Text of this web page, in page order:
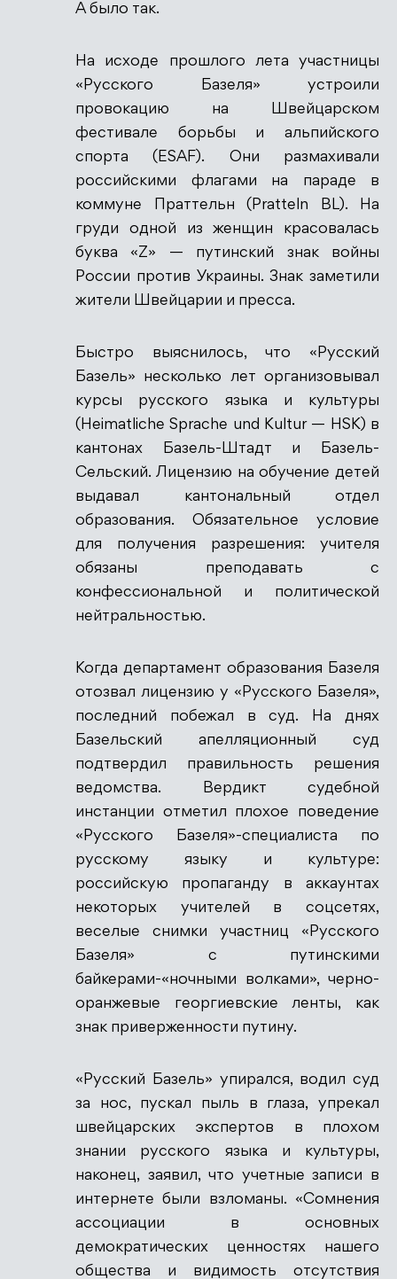
А было так.
На исходе прошлого лета участницы
«Русского Базеля» устроили
провокацию на Швейцарском
фестивале борьбы и альпийского
спорта (ESAF). Они размахивали
российскими флагами на параде в
коммуне Праттельн (Pratteln BL). На
груди одной из женщин красовалась
буква «Z» — путинский знак войны
России против Украины. Знак заметили
жители Швейцарии и пресса.
Быстро выяснилось, что «Русский
Базель» несколько лет организовывал
курсы русского языка и культуры
(Heimatliche Sprache und Kultur — HSK) в
кантонах Базель-Штадт и Базель-
Сельский. Лицензию на обучение детей
выдавал кантональный отдел
образования. Обязательное условие
для получения разрешения: учителя
обязаны преподавать с
конфессиональной и политической
нейтральностью.
Когда департамент образования Базеля
отозвал лицензию у «Русского Базеля»,
последний побежал в суд. На днях
Базельский апелляционный суд
подтвердил правильность решения
ведомства. Вердикт судебной
инстанции отметил плохое поведение
«Русского Базеля»-специалиста по
русскому языку и культуре:
российскую пропаганду в аккаунтах
некоторых учителей в соцсетях,
веселые снимки участниц «Русского
Базеля» с путинскими
байкерами-«ночными волками», черно-
оранжевые георгиевские ленты, как
знак приверженности путину.
«Русский Базель» упирался, водил суд
за нос, пускал пыль в глаза, упрекал
швейцарских экспертов в плохом
знании русского языка и культуры,
наконец, заявил, что учетные записи в
интернете были взломаны. «Сомнения
ассоциации в основных
демократических ценностях нашего
общества и видимость отсутствия